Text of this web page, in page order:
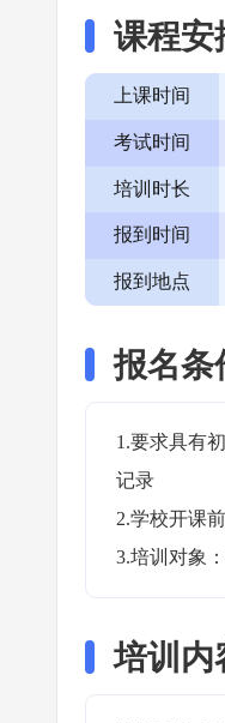
课程安
上课时间
考试时间
培训时长
报到时间
报到地点
报名条
1.要求具有
记录
2.学校开课
3.培训对象
培训内